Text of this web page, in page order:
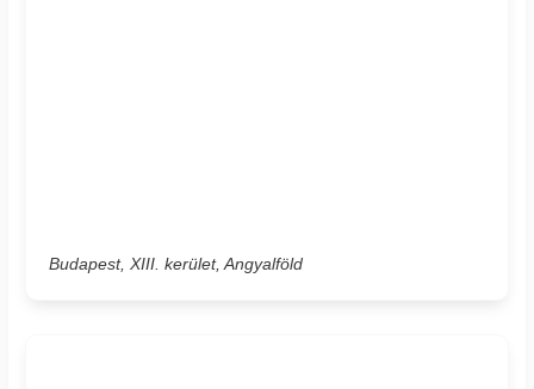
Budapest, XIII. kerület, Angyalföld